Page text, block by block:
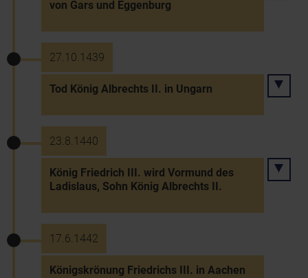
von Gars und Eggenburg
27.10.1439
Tod König Albrechts II. in Ungarn
23.8.1440
König Friedrich III. wird Vormund des
Ladislaus, Sohn König Albrechts II.
17.6.1442
Königskrönung Friedrichs III. in Aachen